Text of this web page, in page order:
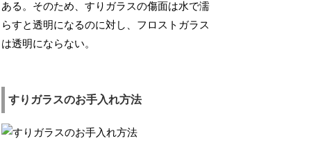
ある。そのため、すりガラスの傷面は水で濡
らすと透明になるのに対し、フロストガラス
は透明にならない。
すりガラスのお手入れ方法